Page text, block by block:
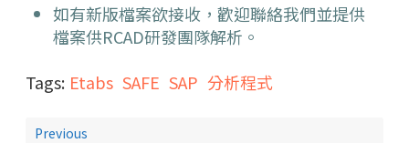
如有新版檔案欲接收，歡迎聯絡我們並提供
檔案供RCAD研發團隊解析。
Tags: Etabs SAFE SAP 分析程式
Previous